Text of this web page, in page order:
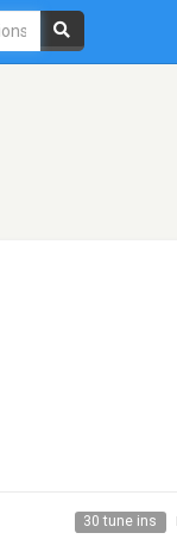
30 tune ins